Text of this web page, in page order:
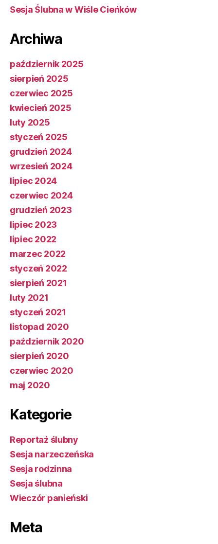
Sesja Ślubna w Wiśle Cieńków
Archiwa
październik 2025
sierpień 2025
czerwiec 2025
kwiecień 2025
luty 2025
styczeń 2025
grudzień 2024
wrzesień 2024
lipiec 2024
czerwiec 2024
grudzień 2023
lipiec 2023
lipiec 2022
marzec 2022
styczeń 2022
sierpień 2021
luty 2021
styczeń 2021
listopad 2020
październik 2020
sierpień 2020
czerwiec 2020
maj 2020
Kategorie
Reportaż ślubny
Sesja narzeczeńska
Sesja rodzinna
Sesja ślubna
Wieczór panieński
Meta